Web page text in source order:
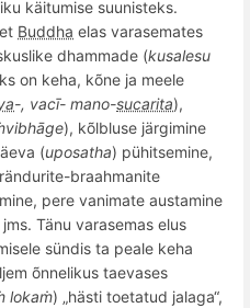
käitumise suunisteks.
Buddha elas varasemates
dhammade (kusalesu
on keha, kõne ja meele
-, vacī- mano-sucarita),
), kõlbluse järgimine
(uposatha) pühitsemine,
-braahmanite
pere vanimate austamine
s. Tänu varasemas elus
sündis ta peale keha
õnnelikus taevases
lokaṁ) „hästi toetatud jalaga“,